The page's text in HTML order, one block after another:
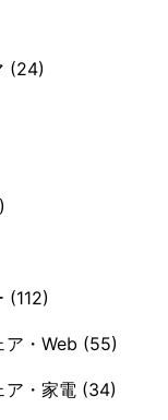
(24)
(112)
ア・Web (55)
ア・家電 (34)